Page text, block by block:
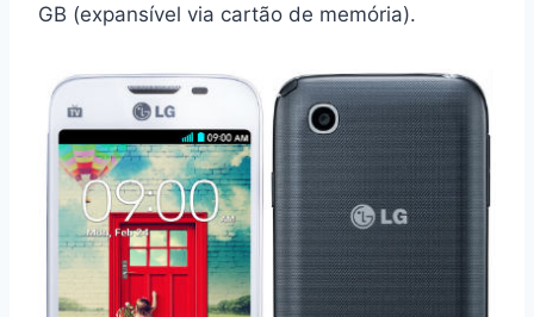
GB (expansível via cartão de memória).